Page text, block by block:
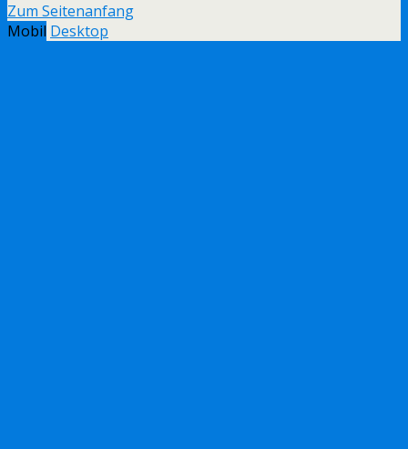
Zum Seitenanfang
Mobil Desktop